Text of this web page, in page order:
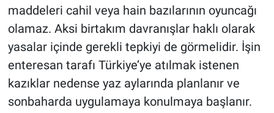
maddeleri cahil veya hain bazılarının oyuncağı
olamaz. Aksi birtakım davranışlar haklı olarak
yasalar içinde gerekli tepkiyi de görmelidir. İşin
enteresan tarafı Türkiye’ye atılmak istenen
kazıklar nedense yaz aylarında planlanır ve
sonbaharda uygulamaya konulmaya başlanır.